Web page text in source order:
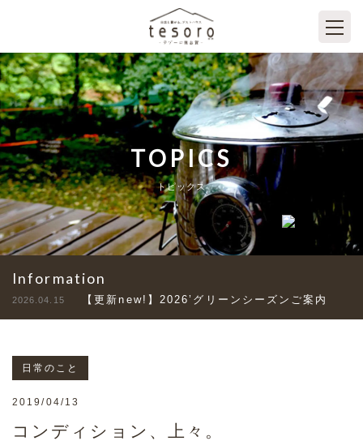
TOPICS
トピックス
Information
2026.04.15 【更新new!】2026’グリーンシーズンご案内
日常のこと
2019/04/13
コンディション、上々。